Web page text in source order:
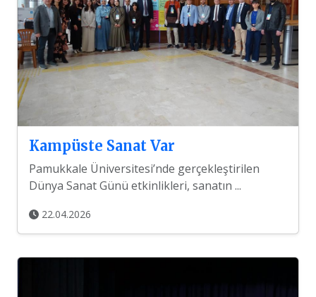
Kampüste Sanat Var
Pamukkale Üniversitesi’nde gerçekleştirilen
Dünya Sanat Günü etkinlikleri, sanatın ...
22.04.2026